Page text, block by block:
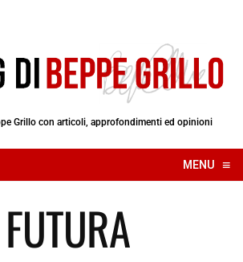
Grillo con articoli, approfondimenti ed opinioni
MENU ≡
☰